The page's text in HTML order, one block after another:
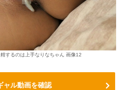
するのは上手なりなちゃん 画像12
ャル動画を確認